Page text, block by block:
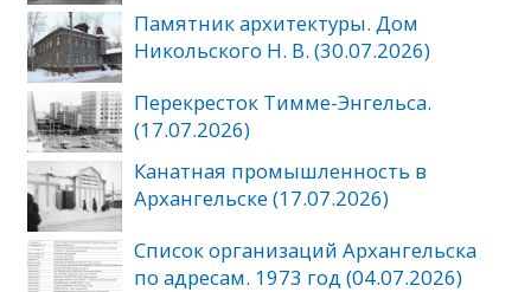
Памятник архитектуры. Дом
Никольского Н. В. (30.07.2026)
Перекресток Тимме-Энгельса.
(17.07.2026)
Канатная промышленность в
Архангельске (17.07.2026)
Список организаций Архангельска
по адресам. 1973 год (04.07.2026)